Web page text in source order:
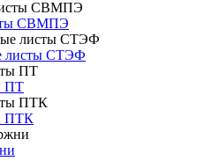
СВМПЭ
листы СТЭФ
ПТ
ПТК